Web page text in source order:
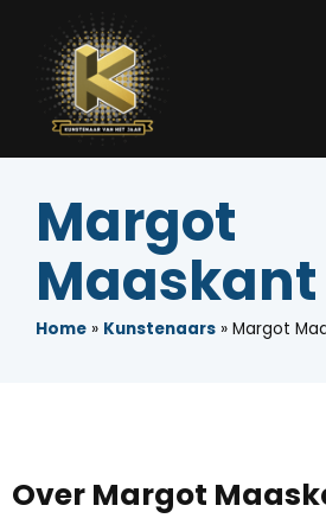
Margot
Maaskant
Home » Kunstenaars » Margot
Over Margot